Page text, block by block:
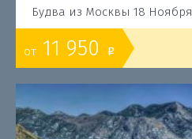
Будва из Москвы 18 Ноября
от 11 950 o